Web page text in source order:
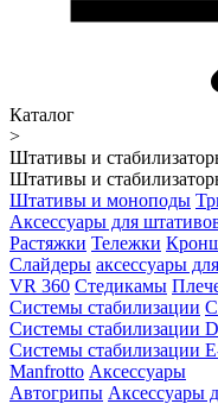
Каталог
>
Штативы и
Штативы и
Штативы и моноподы
Аксессуары для
Растяжки Тележки
Слайдеры аксессуары
VR 360 Стедикамы
Системы стабилизации
Системы стабилизации
Системы стабилизации
Manfrotto Аксессуары
Автогрипы Аксессуары